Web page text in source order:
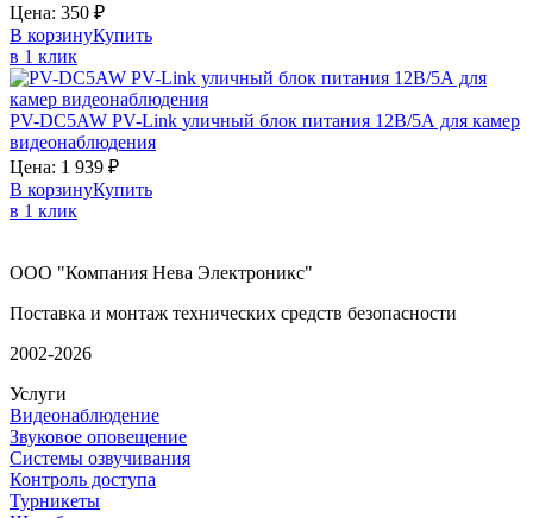
Цена: 350 ₽
В корзинуКупить
в 1 клик
PV-DC5AW PV-Link уличный блок питания 12В/5А для камер
видеонаблюдения
Цена: 1 939 ₽
В корзинуКупить
в 1 клик
ООО "Компания Нева Электроникс"
Поставка и монтаж технических средств безопасности
2002-2026
Услуги
Видеонаблюдение
Звуковое оповещение
Системы озвучивания
Контроль доступа
Турникеты